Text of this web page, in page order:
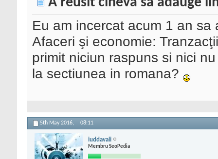
Eu am incercat acum 1 an
Afaceri şi economie:
primit niciun raspuns si nici
la sectiunea in romana?
5th May 2016, 08:11
iuddavali
Membru SeoPedia